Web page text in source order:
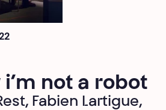
i’m not a robot
Fabien Lartigue,